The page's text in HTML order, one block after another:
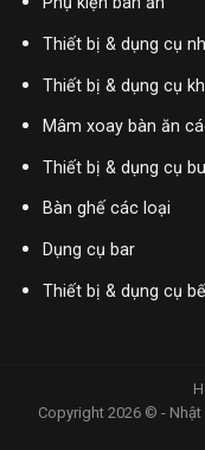
Thiết bị & dụng cụ
Thiết bị & dụng cụ
Mâm xoay bàn ăn
Thiết bị & dụng cụ
Bàn ghế các loại
Dụng cụ bar
Thiết bị & dụng cụ
Copyright 2026 © -